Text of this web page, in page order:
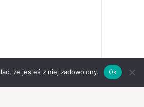
że jesteś z niej zadowolony. Ok